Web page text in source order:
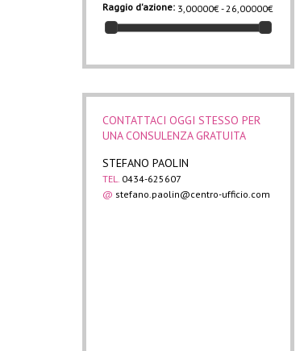
Raggio d'azione: 3,00000€ - 26,00000€
CONTATTACI OGGI STESSO PER
UNA CONSULENZA GRATUITA
STEFANO PAOLIN
TEL.
0434-625607
@ stefano.paolin@centro-ufficio.com